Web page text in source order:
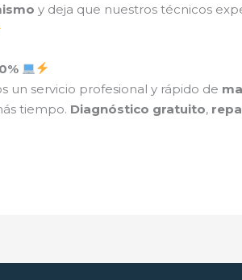
y deja que nuestros técnicos
un servicio profesional y rápido de
tiempo. Diagnóstico gratuito,